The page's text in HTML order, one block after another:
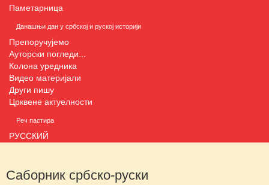
Паметарница
Данашњи дан у србској и руској историји
Препоручујемо
Ауторски погледи...
Колона уредника
Видео материјали
Други пишу
Црквене актуелности
Реч пастира
РУССКИЙ
Саборник србско-руски